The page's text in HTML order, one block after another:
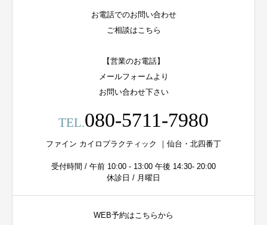
お電話でのお問い合わせ
ご相談はこちら
【営業のお電話】
メールフォームより
お問い合わせ下さい
TEL.080-5711-7980
ファイン カイロプラクティック ｜仙台・北四番丁
受付時間 / 午前 10:00 - 13:00 午後 14:30- 20:00
休診日 / 月曜日
WEB予約はこちらから